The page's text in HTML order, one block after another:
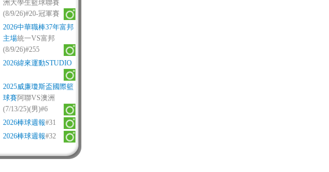
洲大學生籃球聯賽
(8/9/26)#20-冠軍賽
2026中華職棒37年富邦
主場統一VS富邦
(8/9/26)#255
2026緯來運動STUDIO
2025威廉瓊斯盃國際籃
球賽 阿聯VS澳洲
(7/13/25)(男)#6
2026棒球週報#31
2026棒球週報#32